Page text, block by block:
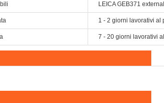
LEICA GEB371
1 - 2 giorni lavorativi al
7 - 20 giorni lavorativi